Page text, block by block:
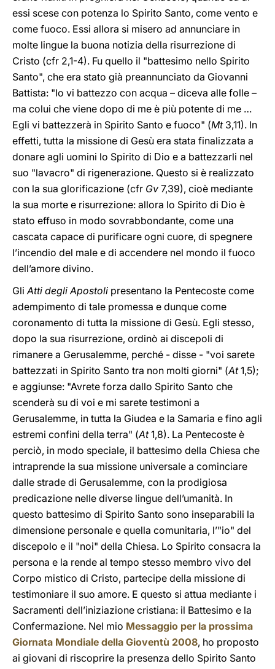
essi scese con potenza lo Spirito Santo, come vento e
come fuoco. Essi allora si misero ad annunciare in
molte lingue la buona notizia della risurrezione di
Cristo (cfr 2,1-4). Fu quello il "battesimo nello Spirito
Santo", che era stato già preannunciato da Giovanni
Battista: "Io vi battezzo con acqua – diceva alle folle –
ma colui che viene dopo di me è più potente di me …
Egli vi battezzerà in Spirito Santo e fuoco" (Mt3,11). In
effetti, tutta la missione di Gesù era stata finalizzata a
donare agli uomini lo Spirito di Dio e a battezzarli nel
suo "lavacro" di rigenerazione. Questo si è realizzato
con la sua glorificazione (cfr Gv 7,39), cioè mediante
la sua morte e risurrezione: allora lo Spirito di Dio è
stato effuso in modo sovrabbondante, come una
cascata capace di purificare ogni cuore, di spegnere
l’incendio del male e di accendere nel mondo il fuoco
dell’amore divino.
GliAtti degli Apostoli presentano la Pentecoste come
adempimento di tale promessa e dunque come
coronamento di tutta la missione di Gesù. Egli stesso,
dopo la sua risurrezione, ordinò ai discepoli di
rimanere a Gerusalemme, perché - disse - "voi sarete
battezzati in Spirito Santo tra non molti giorni" (At1,5);
e aggiunse: "Avrete forza dallo Spirito Santo che
scenderà su di voi e mi sarete testimoni a
Gerusalemme, in tutta la Giudea e la Samaria e fino agli
estremi confini della terra" (At1,8). La Pentecoste è
perciò, in modo speciale, il battesimo della Chiesa che
intraprende la sua missione universale a cominciare
dalle strade di Gerusalemme, con la prodigiosa
predicazione nelle diverse lingue dell’umanità. In
questo battesimo di Spirito Santo sono inseparabili la
dimensione personale e quella comunitaria, l’"io" del
discepolo e il "noi" della Chiesa. Lo Spirito consacra la
persona e la rende al tempo stesso membro vivo del
Corpo mistico di Cristo, partecipe della missione di
testimoniare il suo amore. E questo si attua mediante i
Sacramenti dell’iniziazione cristiana: il Battesimo e la
Confermazione. Nel mio Messaggio per la prossima
Giornata Mondiale della Gioventù 2008, ho proposto
ai giovani di riscoprire la presenza dello Spirito Santo